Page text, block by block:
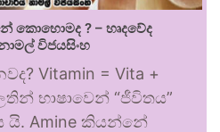
කොහොමද ? – හෘදවේද
විජයසිංහ
Vitamin = Vita +
භාෂාවෙන් “ජීවිතය”
යි. Amine කියන්නේ